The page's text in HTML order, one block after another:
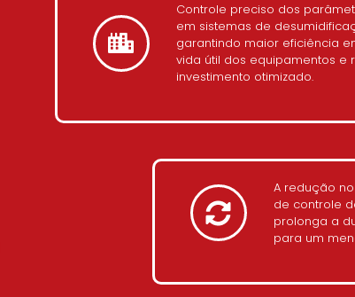
Controle preciso dos
em sistemas de
garantindo maior eficiência
vida útil dos equipamentos e
investimento otimizado.
A redução
de controle
prolonga a
para um